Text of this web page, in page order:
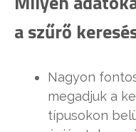
a szűrő
Nagyon
megadjuk a
típusokon